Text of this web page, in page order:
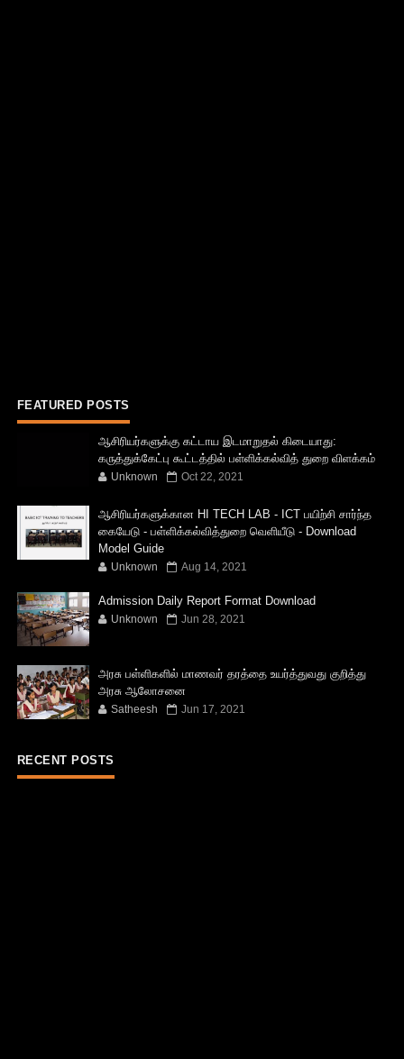
FEATURED POSTS
ஆசிரியர்களுக்கு கட்டாய இடமாறுதல் கிடையாது:
கருத்துக்கேட்பு கூட்டத்தில் பள்ளிக்கல்வித் துறை விளக்கம்
Unknown Oct 22, 2021
ஆசிரியர்களுக்கான HI TECH LAB - ICT பயிற்சி சார்ந்த
கையேடு - பள்ளிக்கல்வித்துறை வெளியீடு - Download
Model Guide
Unknown Aug 14, 2021
Admission Daily Report Format Download
Unknown Jun 28, 2021
அரசு பள்ளிகளில் மாணவர் தரத்தை உயர்த்துவது குறித்து
அரசு ஆலோசனை
Satheesh Jun 17, 2021
RECENT POSTS